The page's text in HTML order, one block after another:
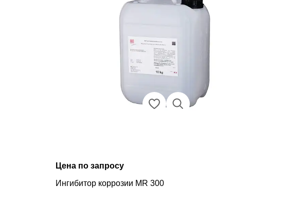
Цена по запросу
Ингибитор коррозии MR 300